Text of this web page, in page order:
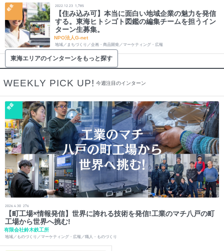
岐阜 2022.12.23 1,785
【住み込み可】本当に面白い地域企業の魅力を発信
する。東海ヒトシゴト図鑑の編集チームを担うイン
ターン生募集。
NPO法人G-net
地域／まちづくり／企画・商品開発／マーケティング・広報
東海エリアのインターンをもっと探す
WEEKLY PICK UP! 今週注目のインターン
青森
2026.4.30 276
【町工場×情報発信】世界に誇れる技術を発信!工業のマチ八戸の町
工場から世界へ挑む!
有限会社鈴木鉄工所
地域／ものづくり／マーケティング・広報／職人・ものづくり